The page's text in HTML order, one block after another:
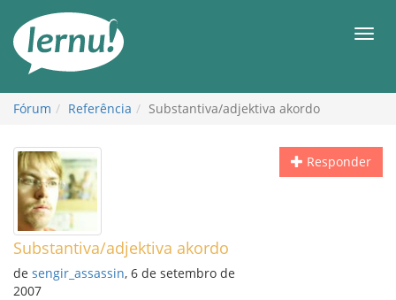
conteúdo
Fórum Referência Substantiva/adjektiva akordo
Responder
Substantiva/adjektiva akordo
de sengir_assassin, 6 de setembro de
2007